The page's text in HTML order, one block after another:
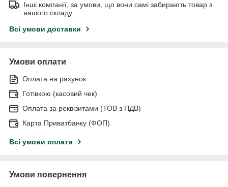
Інші компанії, за умови, що вони самі забирають товар з
нашого складу
Всі умови доставки
Умови оплати
Оплата на рахунок
Готівкою (касовий чек)
Оплата за реквізитами (ТОВ з ПДВ)
Карта Приватбанку (ФОП)
Всі умови оплати
Умови повернення